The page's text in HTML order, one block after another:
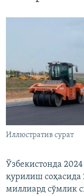
Иллюстратив сурат
Ўзбекистонда
қурилиш соҳасида
миллиард сўмлик